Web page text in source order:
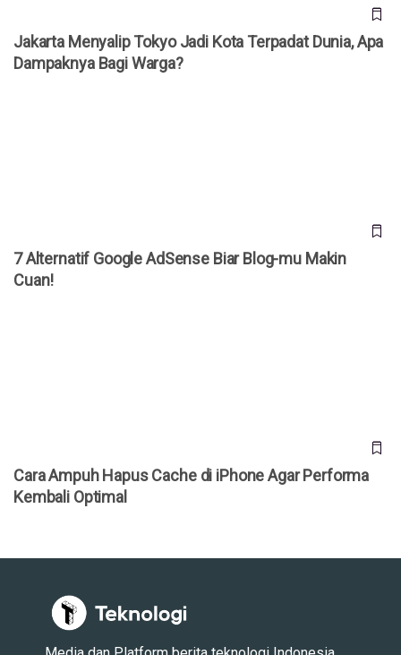
Jakarta Menyalip Tokyo Jadi Kota Terpadat Dunia, Apa
Dampaknya Bagi Warga?
7 Alternatif Google AdSense Biar Blog-mu Makin
Cuan!
Cara Ampuh Hapus Cache di iPhone Agar Performa
Kembali Optimal